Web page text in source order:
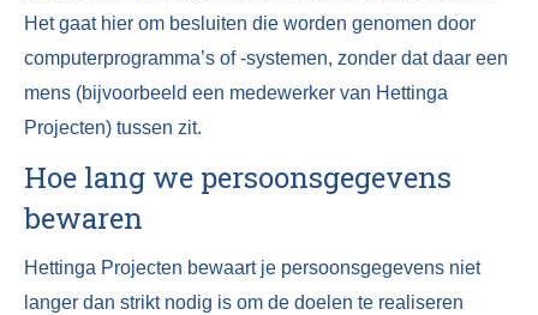
Het gaat hier om besluiten die worden genomen door
computerprogramma’s of -systemen, zonder dat daar een
mens (bijvoorbeeld een medewerker van Hettinga
Projecten) tussen zit.
Hoe lang we persoonsgegevens
bewaren
Hettinga Projecten bewaart je persoonsgegevens niet
langer dan strikt nodig is om de doelen te realiseren